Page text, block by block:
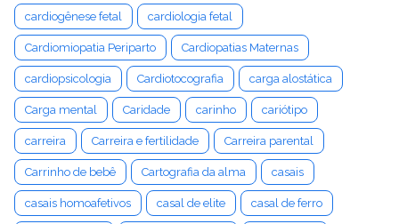
cardiogênese fetal cardiologia fetal
Cardiomiopatia Periparto Cardiopatias Maternas
cardiopsicologia Cardiotocografia carga alostática
Carga mental Caridade carinho cariótipo
carreira Carreira e fertilidade Carreira parental
Carrinho de bebê Cartografia da alma casais
casais homoafetivos casal de elite casal de ferro